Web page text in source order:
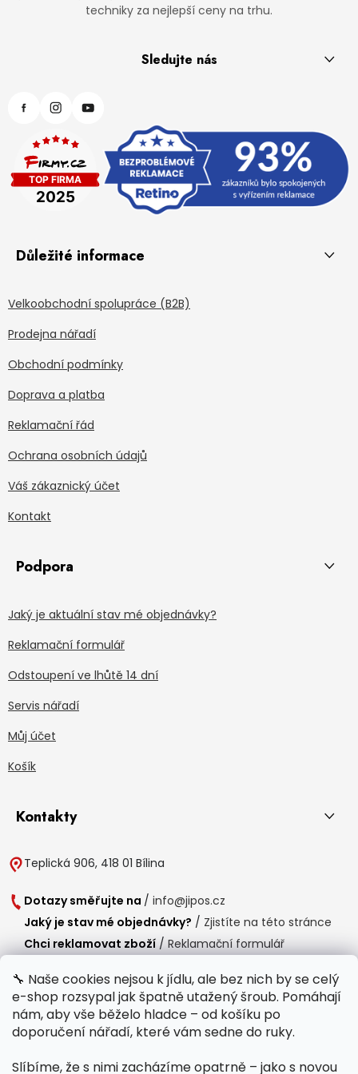
🔧 Naše cookies nejsou k jídlu, ale bez nich by se celý
e-shop rozsypal jak špatně utažený šroub. Pomáhají
nám, aby vše běželo hladce – od košíku po
doporučení nářadí, které vám sedne do ruky.
Slíbíme, že s nimi zacházíme opatrně – jako s novou
techniky za nejlepší ceny na trhu.
Sledujte nás
Důležité informace
Velkoobchodní spolupráce (B2B)
Prodejna nářadí
Obchodní podmínky
Doprava a platba
Reklamační řád
Ochrana osobních údajů
Váš zákaznický účet
Kontakt
Podpora
Jaký je aktuální stav mé objednávky?
Reklamační formulář
Odstoupení ve lhůtě 14 dní
Servis nářadí
Můj účet
Košík
Kontakty
Teplická 906, 418 01 Bílina
Dotazy směřujte na / info@jipos.cz
Jaký je stav mé objednávky? / Zjistíte na této stránce
Chci reklamovat zboží / Reklamační formulář
Provozní doba
Po-Čt / 8:00 - 15:00
Polední přestávka /11:00 - 11:30